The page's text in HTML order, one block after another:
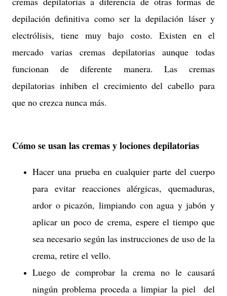
depilación definitiva como ser la depilación láser y
electrólisis, tiene muy bajo costo. Existen en el
mercado varias cremas depilatorias aunque todas
funcionan de diferente manera. Las cremas
depilatorias inhiben el crecimiento del cabello para
que no crezca nunca más.
Cómo se usan las cremas y lociones depilatorias
Hacer una prueba en cualquier parte del cuerpo
para evitar reacciones alérgicas, quemaduras,
ardor o picazón, limpiando con agua y jabón y
aplicar un poco de crema, espere el tiempo que
sea necesario según las instrucciones de uso de la
crema, retire el vello.
Luego de comprobar la crema no le causará
ningún problema proceda a limpiar la piel del